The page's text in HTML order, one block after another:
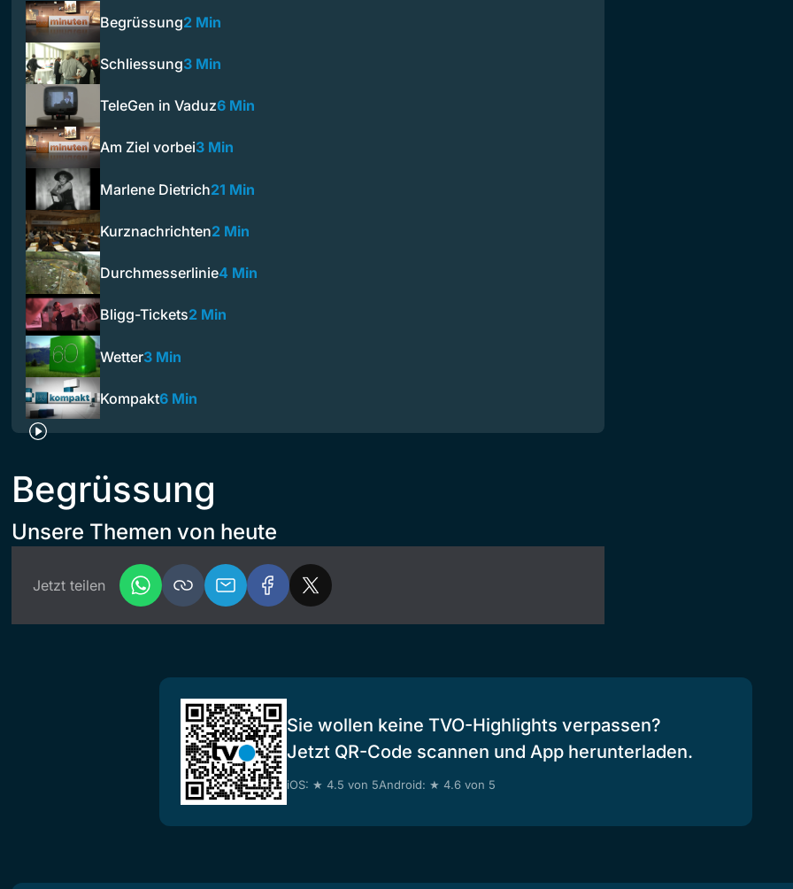
Begrüssung2 Min
Schliessung3 Min
TeleGen in Vaduz6 Min
Am Ziel vorbei3 Min
Marlene Dietrich21 Min
Kurznachrichten2 Min
Durchmesserlinie4 Min
Bligg-Tickets2 Min
Wetter3 Min
Kompakt6 Min
Begrüssung
Unsere Themen von heute
Jetzt teilen
Sie wollen keine TVO-Highlights verpassen?
Jetzt QR-Code scannen und App herunterladen.
iOS: ★ 4.5 von 5Android: ★ 4.6 von 5